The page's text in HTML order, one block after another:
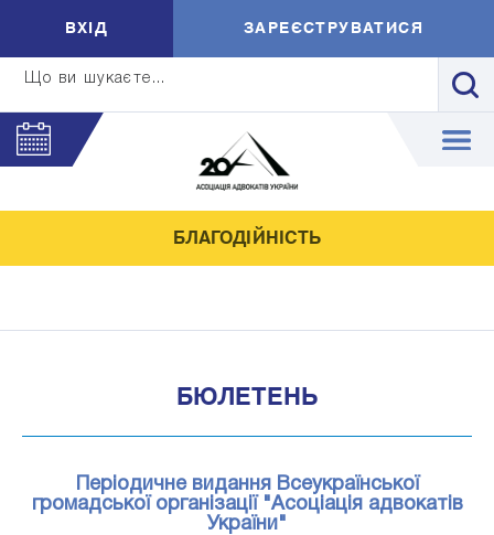
Що ви шукаєте...
ВXIД ЗАРЕЄСТРУВАТИСЯ
БЛАГОДІЙНІСТЬ
БЮЛЕТЕНЬ
Періодичне видання Всеукраїнської
громадської організації "Асоціація адвокатів
України"